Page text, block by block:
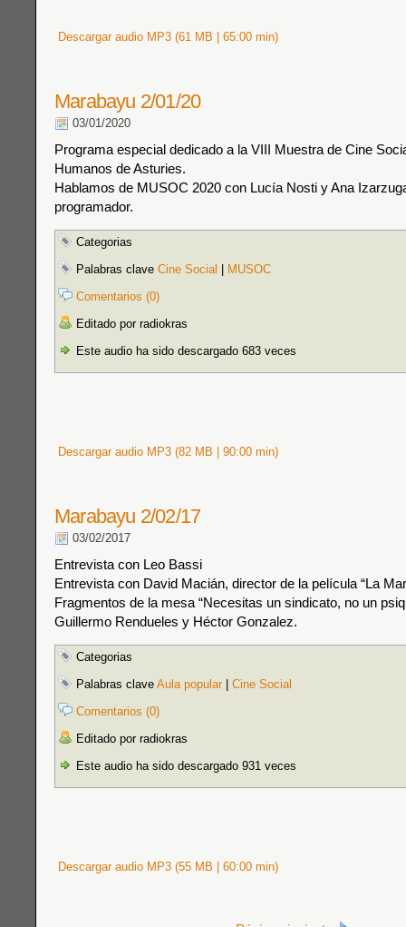
Descargar audio MP3 (61 MB | 65:00 min)
Marabayu 2/01/20
03/01/2020
Programa especial dedicado a la VIII Muestra de Cine
Humanos de Asturies.
Hablamos de MUSOC 2020 con Lucía Nosti y Ana
programador.
Categorias
Palabras clave Cine Social
MUSOC
Comentarios (0)
Editado por radiokras
Este audio ha sido descargado 683 veces
Descargar audio MP3 (82 MB | 90:00 min)
Marabayu 2/02/17
03/02/2017
Entrevista con Leo Bassi
Entrevista con David Macián, director de la película “La
Fragmentos de la mesa “Necesitas un sindicato, no un
Guillermo Rendueles y Héctor Gonzalez.
Categorias
Palabras clave Aula popular
Cine Social
Comentarios (0)
Editado por radiokras
Este audio ha sido descargado 931 veces
Descargar audio MP3 (55 MB | 60:00 min)